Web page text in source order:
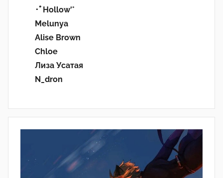
･ﾟHollow'°
Melunya
Alise Brown
Chloe
Лиза Усатая
N_dron